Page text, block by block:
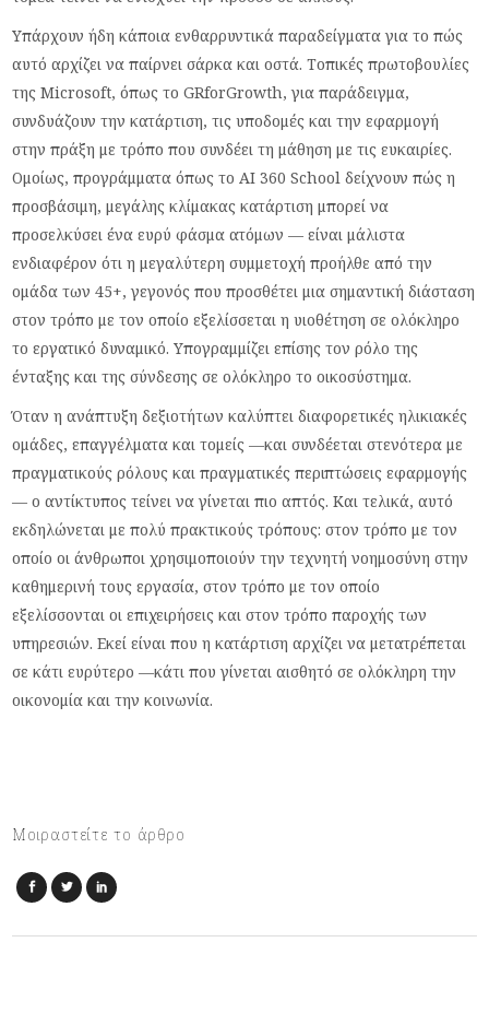
Υπάρχουν ήδη κάποια ενθαρρυντικά παραδείγματα για το πώς
αυτό αρχίζει να παίρνει σάρκα και οστά. Τοπικές πρωτοβουλίες
της Microsoft, όπως το GRforGrowth, για παράδειγμα,
συνδυάζουν την κατάρτιση, τις υποδομές και την εφαρμογή
στην πράξη με τρόπο που συνδέει τη μάθηση με τις ευκαιρίες.
Ομοίως, προγράμματα όπως το AI 360 School δείχνουν πώς η
προσβάσιμη, μεγάλης κλίμακας κατάρτιση μπορεί να
προσελκύσει ένα ευρύ φάσμα ατόμων — είναι μάλιστα
ενδιαφέρον ότι η μεγαλύτερη συμμετοχή προήλθε από την
ομάδα των 45+, γεγονός που προσθέτει μια σημαντική διάσταση
στον τρόπο με τον οποίο εξελίσσεται η υιοθέτηση σε ολόκληρο
το εργατικό δυναμικό. Υπογραμμίζει επίσης τον ρόλο της
ένταξης και της σύνδεσης σε ολόκληρο το οικοσύστημα.
Όταν η ανάπτυξη δεξιοτήτων καλύπτει διαφορετικές ηλικιακές
ομάδες, επαγγέλματα και τομείς —και συνδέεται στενότερα με
πραγματικούς ρόλους και πραγματικές περιπτώσεις εφαρμογής
— ο αντίκτυπος τείνει να γίνεται πιο απτός. Και τελικά, αυτό
εκδηλώνεται με πολύ πρακτικούς τρόπους: στον τρόπο με τον
οποίο οι άνθρωποι χρησιμοποιούν την τεχνητή νοημοσύνη στην
καθημερινή τους εργασία, στον τρόπο με τον οποίο
εξελίσσονται οι επιχειρήσεις και στον τρόπο παροχής των
υπηρεσιών. Εκεί είναι που η κατάρτιση αρχίζει να μετατρέπεται
σε κάτι ευρύτερο —κάτι που γίνεται αισθητό σε ολόκληρη την
οικονομία και την κοινωνία.
Μοιραστείτε το άρθρο